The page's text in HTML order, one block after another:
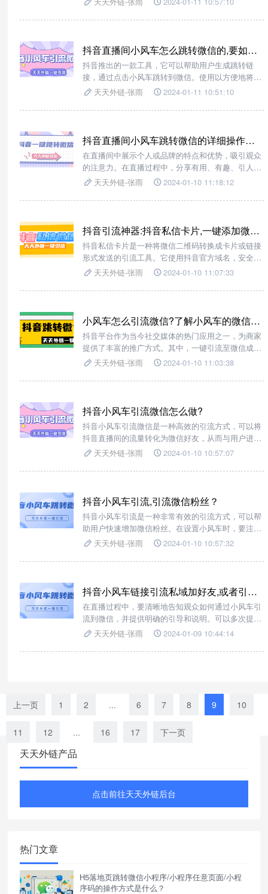
外链，实现一键跳转微信。
抖音直播间小风车怎么跳转微信的,要如何配置才能实现?
抖音推出的一款工具，它可以帮助用户生成跳转链
接，通过点击小风车跳转到微信。使用以方便地将直
播间的观众引导到微信，并进一步进行互动和营销。
直播间小风车跳转微信的功能了。
天天外链-张雨 2024-01-11 10:51:10
抖音直播间小风车跳转微信的详细操作步骤!
在直播间中展示个人或品牌的特点和优势，吸引观众
的注意力。在直播过程中，分享有用、有趣、引人入
胜的内容，让观众产生兴趣并愿意与你互动。
天天外链-张雨 2024-01-10 11:18:12
抖音引流神器:抖音私信卡片,一键添加微信好友?
抖音私信卡片是一种将微信二维码转换成卡片或链接
形式发送的引流工具。它使用抖音官方域名，安全度
非常高。当用户点击私信卡片后，可以直接跳转到微
天天外链-张雨 2024-01-10 11:07:33
小风车怎么引流微信?了解小风车的微信引流操作步骤及实用
抖音平台作为当今社交媒体的热门应用之一，为商家
提供了丰富的推广方式。其中，一键引流至微信成为
广大商家引流和推广的重要手段。
天天外链-张雨 2024-01-10 11:03:38
抖音小风车引流微信怎么做?
抖音小风车引流微信是一种高效的引流方式，可以将
抖音直播间的流量转化为微信好友，从而与用户进行
更深入的交流和互动。
天天外链-张雨 2024-01-10 10:57:07
抖音小风车引流,引流微信粉丝？
抖音小风车引流是一种非常有效的引流方式，可以帮
助用户快速增加微信粉丝。在设置小风车时，要注意
设计吸引人的标题和描述，激发观众的兴趣和好奇
天天外链-张雨 2024-01-10 10:57:32
抖音小风车链接引流私域加好友,或者引流小程序是怎么实现的？
在直播过程中，要清晰地告知观众如何通过小风车引
流到微信，并提供明确的引导和说明。可以多次提及
和展示小风车，并告知观众点击小风车即可引流到微
链，实现抖音小风车引流私域这一过程。
天天外链-张雨 2024-01-09 10:44:14
上一页 1 2 ... 6 7 8 9 10
11 12 ... 16 17 下一页
天天外链产品
点击前往天天外链后台
热门文章
H5落地页跳转微信小程序/小程序任意页面/小程
序码的操作方式是什么？